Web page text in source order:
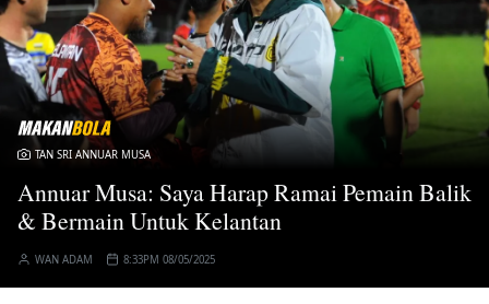
TAN SRI ANNUAR MUSA
Annuar Musa: Saya Harap Ramai Pemain Balik
& Bermain Untuk Kelantan
WAN ADAM 8:33PM 08/05/2025